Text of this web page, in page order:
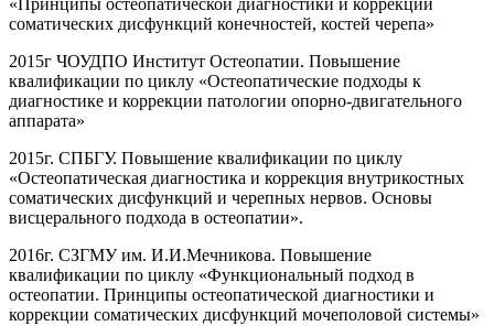
«Принципы остеопатической диагностики и коррекции
соматических дисфункций конечностей, костей черепа»
2015г ЧОУДПО Институт Остеопатии. Повышение
квалификации по циклу «Остеопатические подходы к
диагностике и коррекции патологии опорно-двигательного
аппарата»
2015г. СПБГУ. Повышение квалификации по циклу
«Остеопатическая диагностика и коррекция внутрикостных
соматических дисфункций и черепных нервов. Основы
висцерального подхода в остеопатии».
2016г. СЗГМУ им. И.И.Мечникова. Повышение
квалификации по циклу «Функциональный подход в
остеопатии. Принципы остеопатической диагностики и
коррекции соматических дисфункций мочеполовой системы»